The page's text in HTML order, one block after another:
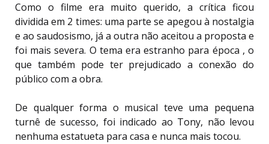
Como o filme era muito querido, a crítica ficou
dividida em 2 times: uma parte se apegou à nostalgia
e ao saudosismo, já a outra não aceitou a proposta e
foi mais severa. O tema era estranho para época , o
que também pode ter prejudicado a conexão do
público com a obra.
De qualquer forma o musical teve uma pequena
turnê de sucesso, foi indicado ao Tony, não levou
nenhuma estatueta para casa e nunca mais tocou.